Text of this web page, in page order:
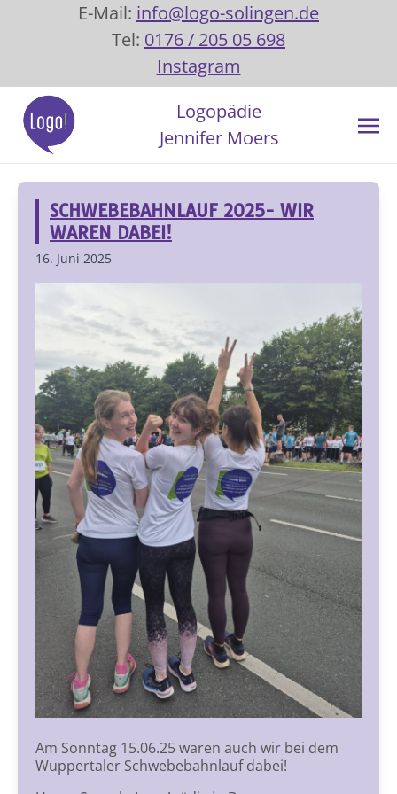
E-Mail: info@logo-solingen.de
Tel: 0176 / 205 05 698
Instagram
Logopädie
Jennifer Moers
SCHWEBEBAHNLAUF 2025- WIR
WAREN DABEI!
16. Juni 2025
Am Sonntag 15.06.25 waren auch wir bei dem
Wuppertaler Schwebebahnlauf dabei!